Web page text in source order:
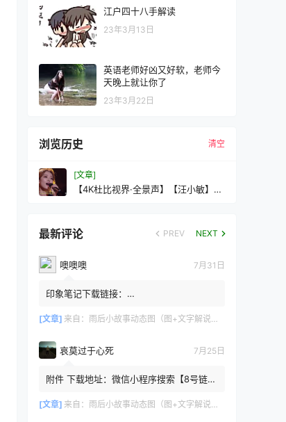
江户四十八手解读
23年3月13日
英语老师好凶又好软，老师今
天晚上就让你了
23年3月22日
浏览历史 清空
[文章]
【4K杜比视界·全景声】【汪小敏】笑
最新评论 PREV NEXT
噢噢噢 7月31日
印象笔记下载链接：
[文章] 来自： 雨后小故事动态图（图+文字解说版）
哀莫过于心死 7月25日
附件 下载地址：微信小程序搜索【8号链
或保存下方二维码微信里...
[文章] 来自： 雨后小故事动态图（图+文字解说版）